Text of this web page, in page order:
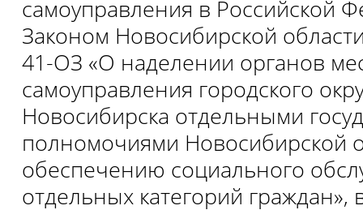
самоуправления в Российской
Законом Новосибирской
41-ОЗ «О наделении органов
самоуправления городского
Новосибирска отдельными
полномочиями Новосибирской
обеспечению социального
отдельных категорий граждан»,